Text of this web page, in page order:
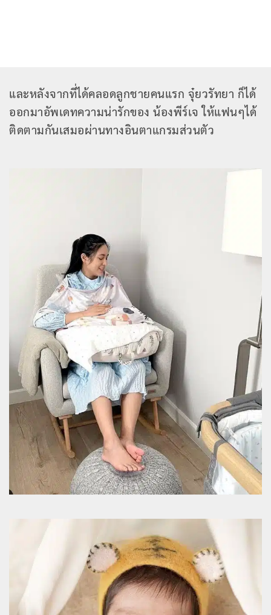
และหลังจากที่ได้คลอดลูกชายคนแรก จุ๋ยวรัทยา ก็ได้
ออกมาอัพเดทความน่ารักของ น้องพีร์เจ ให้แฟนๆได้
ติดตามกันเสมอผ่านทางอินตาแกรมส่วนตัว